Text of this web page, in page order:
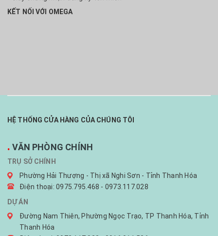
KẾT NỐI VỚI OMEGA
HỆ THỐNG CỬA HÀNG CỦA CHÚNG TÔI
. VĂN PHÒNG CHÍNH
TRỤ SỞ CHÍNH
Phường Hải Thượng - Thị xã Nghi Sơn - Tỉnh Thanh Hóa
Điện thoại: 0975.795.468 - 0973.117.028
DỰ ÁN
Đường Nam Thiên, Phường Ngọc Trạo, TP Thanh Hóa, Tỉnh
Thanh Hóa